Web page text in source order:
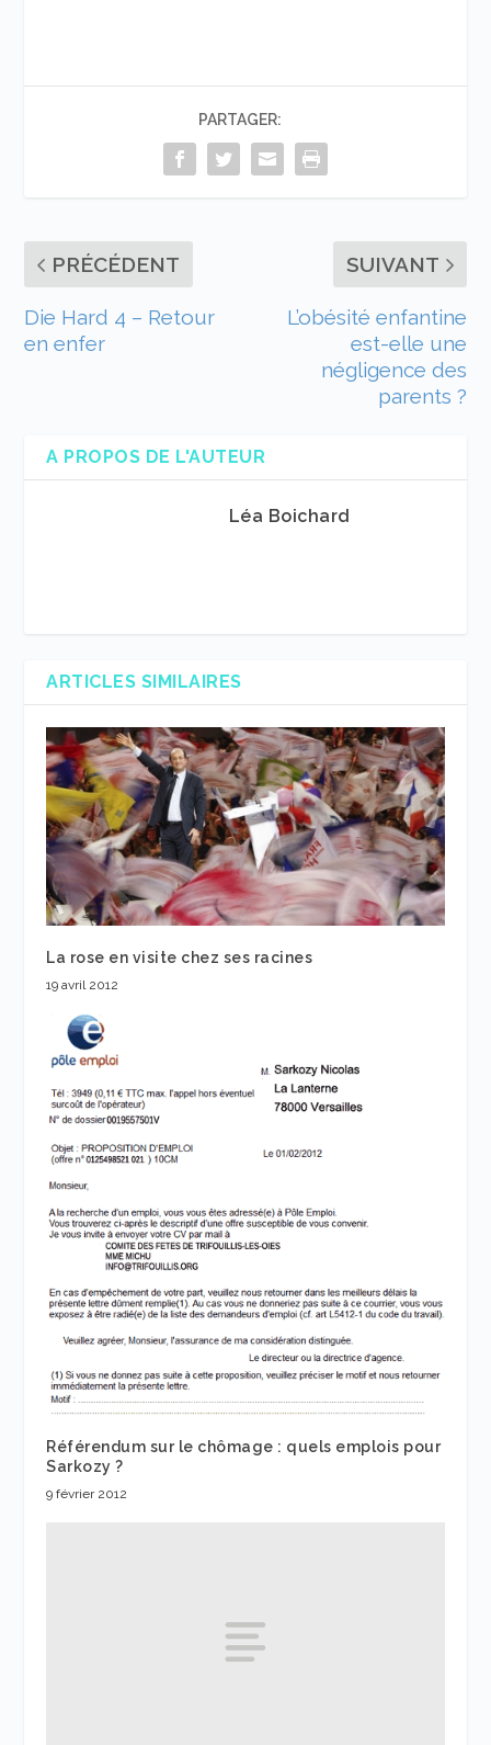
PARTAGER:
PRÉCÉDENT
Die Hard 4 – Retour
en enfer
SUIVANT
L’obésité enfantine
est-elle une
négligence des
parents ?
A PROPOS DE L'AUTEUR
Léa Boichard
ARTICLES SIMILAIRES
La rose en visite chez ses racines
19 avril 2012
Référendum sur le chômage : quels emplois pour
Sarkozy ?
9 février 2012